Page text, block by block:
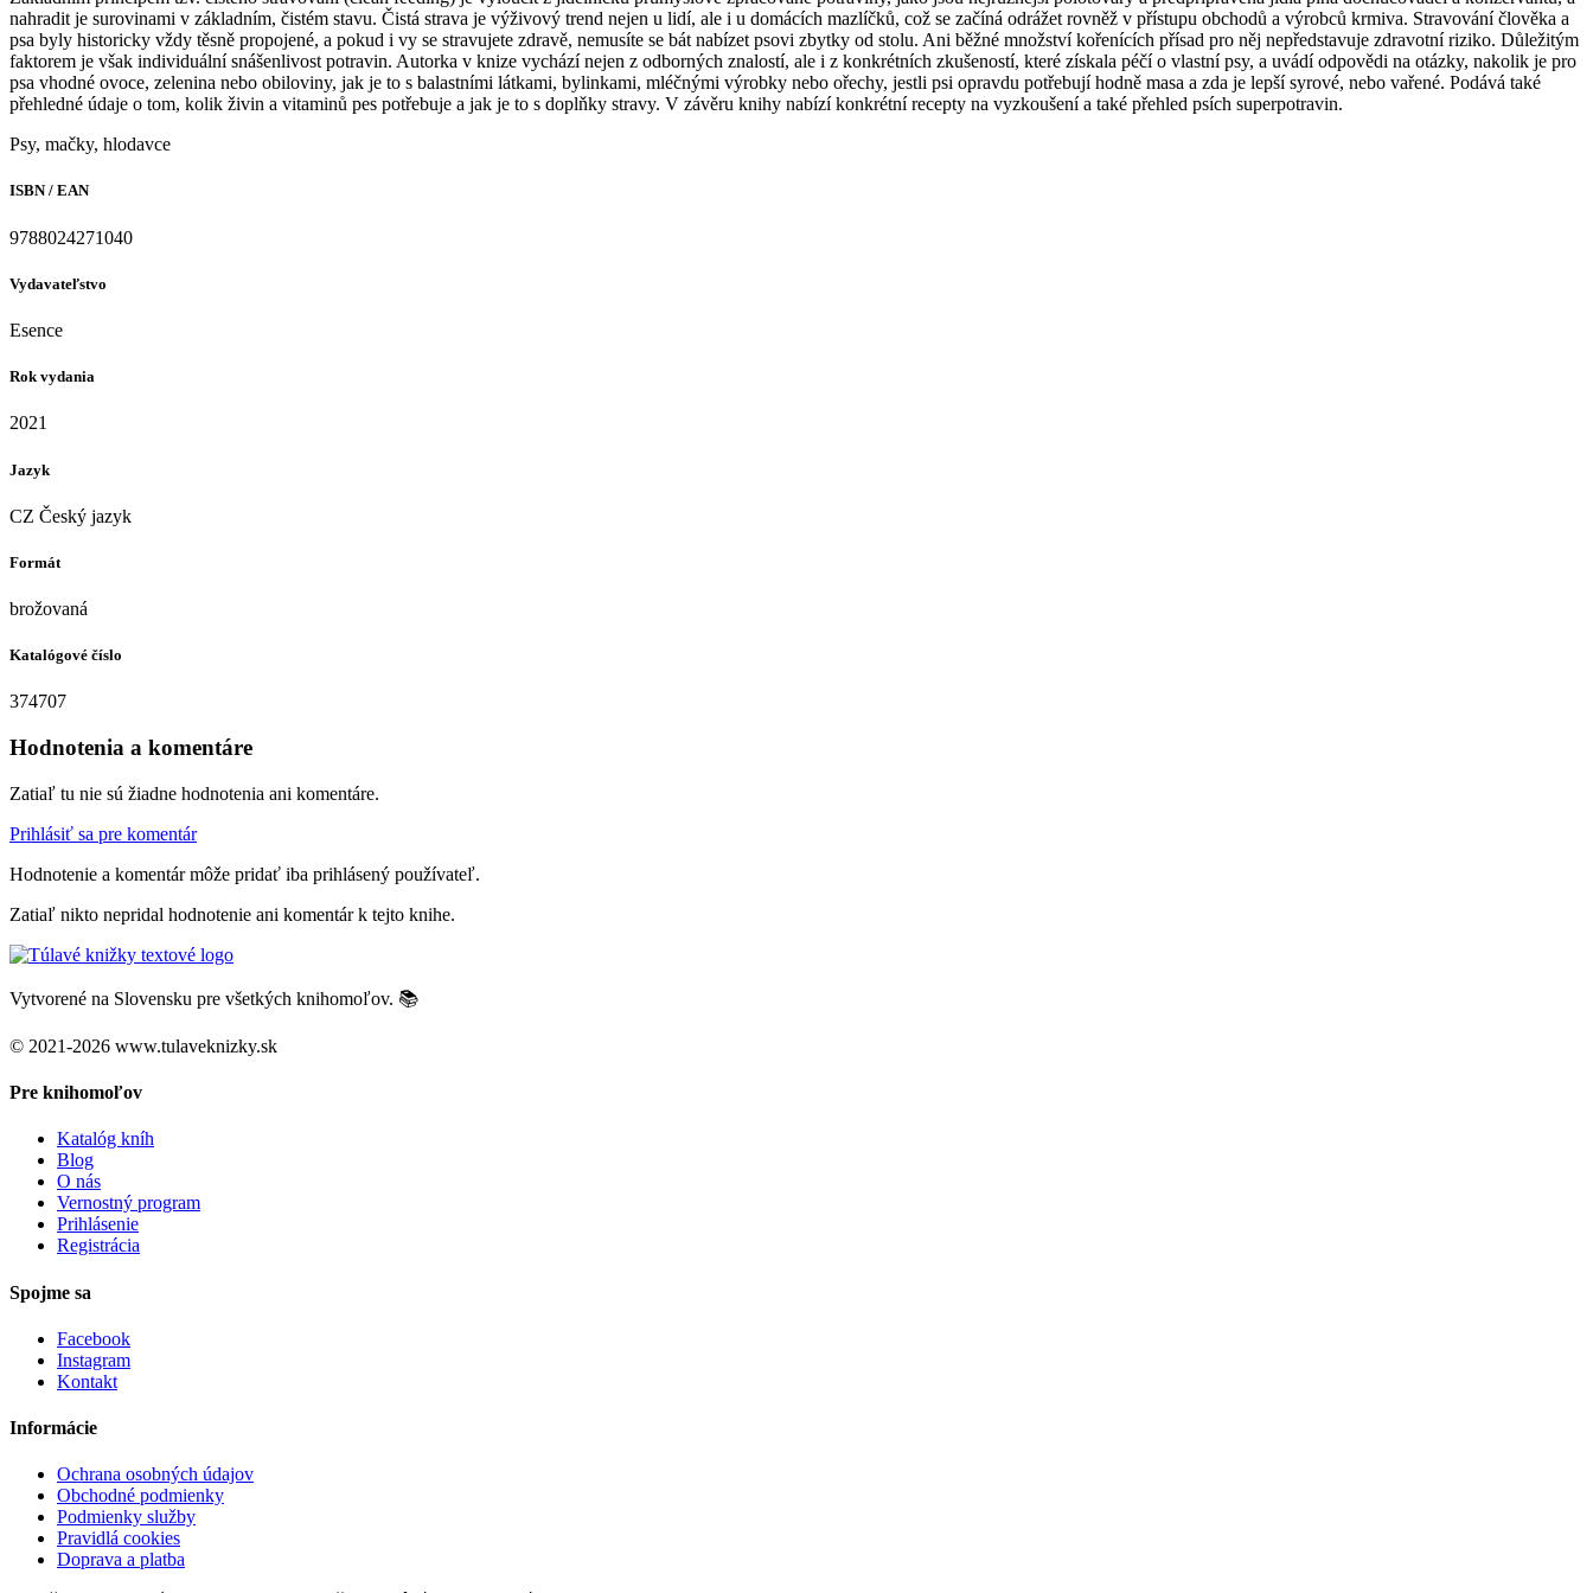
nahradit je surovinami v základním, čistém stavu. Čistá strava je výživový trend nejen u lidí, ale i u domácích mazlíčků, což se začíná odrážet rovněž v přístupu obchodů a výrobců krmiva. Stravování člověka a
psa byly historicky vždy těsně propojené, a pokud i vy se stravujete zdravě, nemusíte se bát nabízet psovi zbytky od stolu. Ani běžné množství kořenících přísad pro něj nepředstavuje zdravotní riziko. Důležitým
faktorem je však individuální snášenlivost potravin. Autorka v knize vychází nejen z odborných znalostí, ale i z konkrétních zkušeností, které získala péčí o vlastní psy, a uvádí odpovědi na otázky, nakolik je pro
psa vhodné ovoce, zelenina nebo obiloviny, jak je to s balastními látkami, bylinkami, mléčnými výrobky nebo ořechy, jestli psi opravdu potřebují hodně masa a zda je lepší syrové, nebo vařené. Podává také
přehledné údaje o tom, kolik živin a vitaminů pes potřebuje a jak je to s doplňky stravy. V závěru knihy nabízí konkrétní recepty na vyzkoušení a také přehled psích superpotravin.
Psy, mačky, hlodavce
ISBN / EAN
9788024271040
Vydavateľstvo
Esence
Rok vydania
2021
Jazyk
CZ Český jazyk
Formát
brožovaná
Katalógové číslo
374707
Hodnotenia a komentáre
Zatiaľ tu nie sú žiadne hodnotenia ani komentáre.
Prihlásiť sa pre komentár
Hodnotenie a komentár môže pridať iba prihlásený používateľ.
Zatiaľ nikto nepridal hodnotenie ani komentár k tejto knihe.
Vytvorené na Slovensku pre všetkých knihomoľov. 📚
© 2021-2026 www.tulaveknizky.sk
Pre knihomoľov
Katalóg kníh
Blog
O nás
Vernostný program
Prihlásenie
Registrácia
Spojme sa
Facebook
Instagram
Kontakt
Informácie
Ochrana osobných údajov
Obchodné podmienky
Podmienky služby
Pravidlá cookies
Doprava a platba